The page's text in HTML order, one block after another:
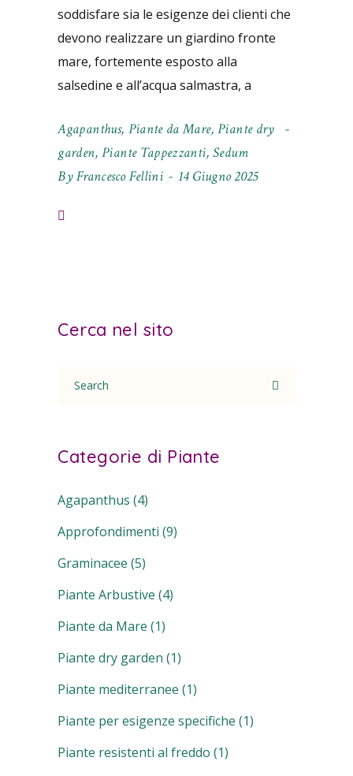
soddisfare sia le esigenze dei clienti che
devono realizzare un giardino fronte
mare, fortemente esposto alla
salsedine e all’acqua salmastra, a
Agapanthus, Piante da Mare,Piante dry
garden,Piante Tappezzanti,Sedum
ByFrancesco Fellini 14 Giugno 2025
Cerca nel sito
for:
Categorie di Piante
Agapanthus (4)
Approfondimenti (9)
Graminacee (5)
Piante Arbustive (4)
Piante da Mare (1)
Piante dry garden (1)
Piante mediterranee (1)
Piante per esigenze specifiche (1)
Piante resistenti al freddo (1)